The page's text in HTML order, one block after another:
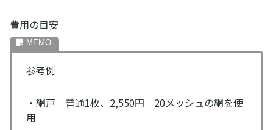
費用の目安
参考例
・網戸 普通1枚、2,550円 20メッシュの網を使
用